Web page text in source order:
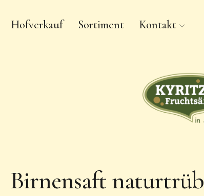
Hofverkauf Sortiment Kontakt
Birnensaft naturtrüb